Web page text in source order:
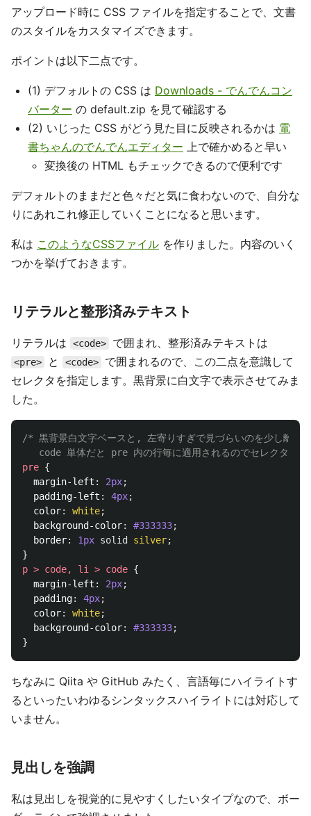
アップロード時に CSS ファイルを指定することで、文書
のスタイルをカスタマイズできます。
ポイントは以下二点です。
(1) デフォルトの CSS は Downloads - でんでんコン
バーター の default.zip を見て確認する
(2) いじった CSS がどう見た目に反映されるかは 電
書ちゃんのでんでんエディター 上で確かめると早い
変換後の HTML もチェックできるので便利です
デフォルトのままだと色々だと気に食わないので、自分な
りにあれこれ修正していくことになると思います。
私は このようなCSSファイル を作りました。内容のいく
つかを挙げておきます。
リテラルと整形済みテキスト
リテラルは <code> で囲まれ、整形済みテキストは
<pre> と <code>
で囲まれるので、この二点を意識して
セレクタを指定します。黒背景に白文字で表示させてみま
した。
/* 黒背景白文字ベースと, 左寄りすぎで見づらいのを少し離す.
code 単体だと pre 内の行毎に適用されるのでセレクタ指
pre {
margin-left : 2px;
padding-left : 4px;
color: white;
background-color: #333333;
border: 1px solid silver;
}
p > code, li > code {
margin-left : 2px;
padding: 4px;
color: white;
background-color: #333333;
}
ちなみに Qiita や GitHub みたく、言語毎にハイライトす
るといったいわゆるシンタックスハイライトには対応して
いません。
見出しを強調
私は見出しを視覚的に見やすくしたいタイプなので、ボー